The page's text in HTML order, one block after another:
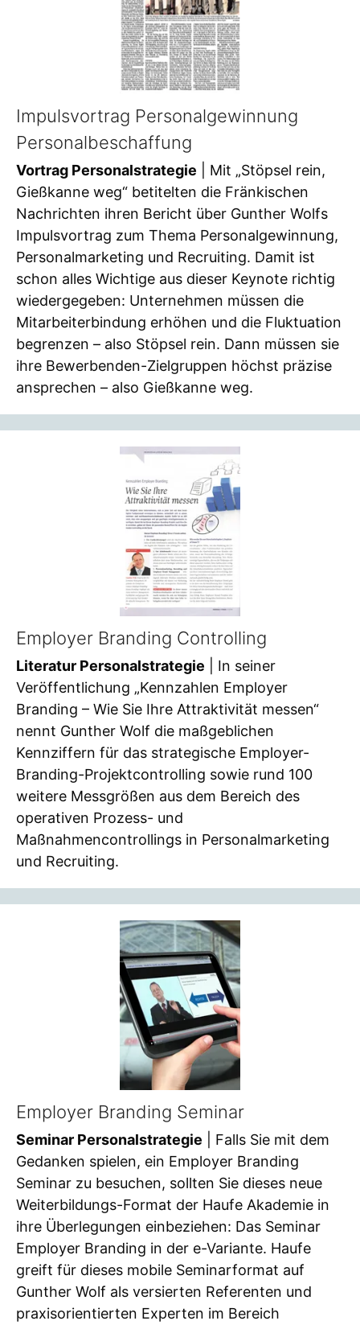
Impulsvortrag Personalgewinnung
Personalbeschaffung
Vortrag Personalstrategie | Mit „Stöpsel rein,
Gießkanne weg“ betitelten die Fränkischen
Nachrichten ihren Bericht über Gunther Wolfs
Impulsvortrag zum Thema Personalgewinnung,
Personalmarketing und Recruiting. Damit ist
schon alles Wichtige aus dieser Keynote richtig
wiedergegeben: Unternehmen müssen die
Mitarbeiterbindung erhöhen und die Fluktuation
begrenzen – also Stöpsel rein. Dann müssen sie
ihre Bewerbenden-Zielgruppen höchst präzise
ansprechen – also Gießkanne weg.
Employer Branding Controlling
Literatur Personalstrategie | In seiner
Veröffentlichung „Kennzahlen Employer
Branding – Wie Sie Ihre Attraktivität messen“
nennt Gunther Wolf die maßgeblichen
Kennziffern für das strategische Employer-
Branding-Projektcontrolling sowie rund 100
weitere Messgrößen aus dem Bereich des
operativen Prozess- und
Maßnahmencontrollings in Personalmarketing
und Recruiting.
Employer Branding Seminar
Seminar Personalstrategie | Falls Sie mit dem
Gedanken spielen, ein Employer Branding
Seminar zu besuchen, sollten Sie dieses neue
Weiterbildungs-Format der Haufe Akademie in
ihre Überlegungen einbeziehen: Das Seminar
Employer Branding in der e-Variante. Haufe
greift für dieses mobile Seminarformat auf
Gunther Wolf als versierten Referenten und
praxisorientierten Experten im Bereich